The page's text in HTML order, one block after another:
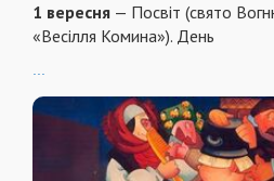
1 вересня — Посвіт (свято
«Весілля Комина»). День
...